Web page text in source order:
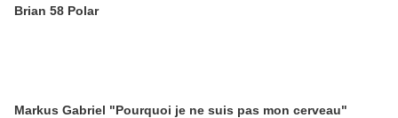
Brian 58 Polar
Markus Gabriel "Pourquoi je ne suis pas mon cerveau"